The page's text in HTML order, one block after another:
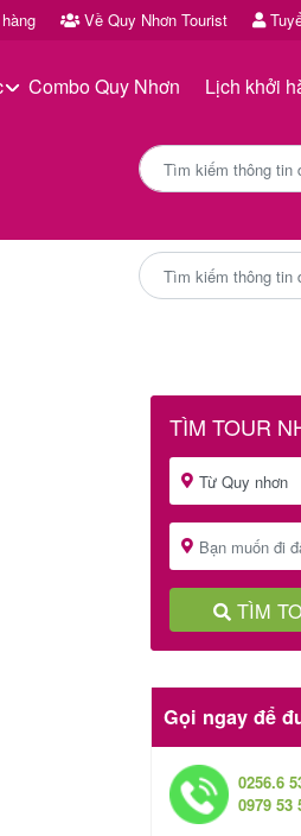
Về Quy Nhơn Tourist
Combo Quy Nhơn Lịch khởi
TÌM TOUR
TÌM
Gọi ngay để
0256.6
0979 53